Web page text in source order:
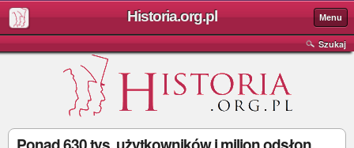
Historia.org.pl Menu
Szukaj